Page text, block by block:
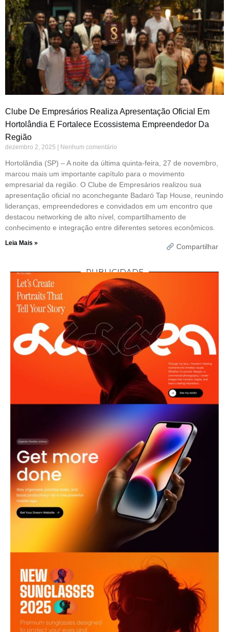
Clube De Empresários Realiza Apresentação Oficial Em
Hortolândia E Fortalece Ecossistema Empreendedor Da
Região
dezembro 2, 2025 Nenhum comentário
Hortolândia (SP) – A noite da última quinta-feira, 27 de novembro,
marcou mais um importante capítulo para o movimento
empresarial da região. O Clube de Empresários realizou sua
apresentação oficial no aconchegante Badaró Tap House, reunindo
lideranças, empreendedores e convidados em um encontro que
destacou networking de alto nível, compartilhamento de
conhecimento e integração entre diferentes setores econômicos.
Leia Mais » Compartilhar
PUBLICIDADE